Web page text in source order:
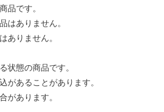
です。
ありません。
りません。
態の商品です。
あることがあります。
あります。